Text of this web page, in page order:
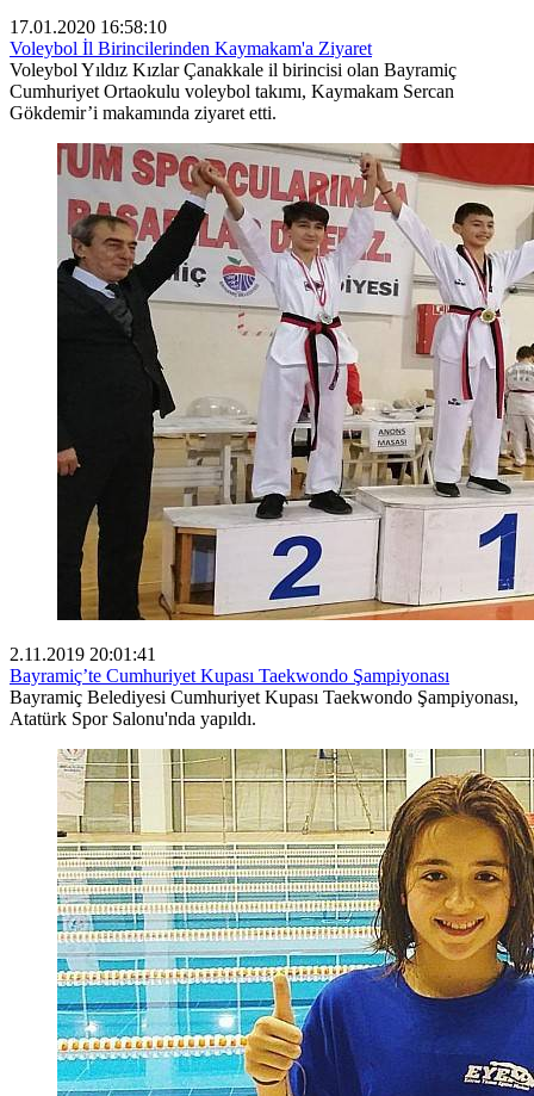
17.01.2020 16:58:10
Voleybol İl Birincilerinden Kaymakam'a Ziyaret
Voleybol Yıldız Kızlar Çanakkale il birincisi olan Bayramiç
Cumhuriyet Ortaokulu voleybol takımı, Kaymakam Sercan
Gökdemir’i makamında ziyaret etti.
2.11.2019 20:01:41
Bayramiç’te Cumhuriyet Kupası Taekwondo Şampiyonası
Bayramiç Belediyesi Cumhuriyet Kupası Taekwondo Şampiyonası,
Atatürk Spor Salonu'nda yapıldı.